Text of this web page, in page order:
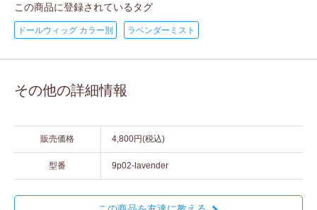
この商品に登録されているタグ
ドールウィッグ カラー別 ラベンダーミスト
その他の詳細情報
販売価格 4,800円(税込)
型番 9p02-lavender